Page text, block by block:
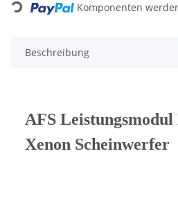
Loading... Komponenten
Beschreibung
AFS
Xenon Scheinwerfer